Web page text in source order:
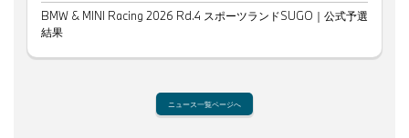
BMW & MINI Racing 2026 Rd.4 スポーツランドSUGO｜公式予選
結果
ニュース一覧ページへ